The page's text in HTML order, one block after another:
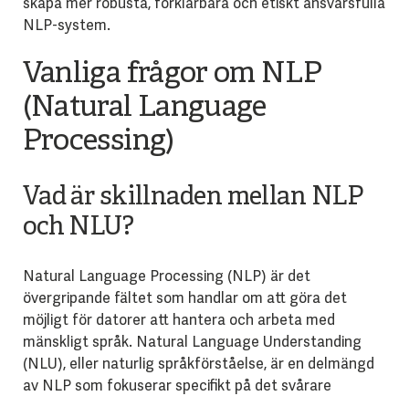
NLP-system.
Vanliga frågor om NLP
(Natural Language
Processing)
Vad är skillnaden mellan NLP
och NLU?
Natural Language Processing (NLP) är det
övergripande fältet som handlar om att göra det
möjligt för datorer att hantera och arbeta med
mänskligt språk. Natural Language Understanding
(NLU), eller naturlig språkförståelse, är en delmängd
av NLP som fokuserar specifikt på det svårare